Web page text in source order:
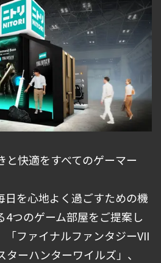
と快適をすべてのゲーマー
日を心地よく過ごすための機
4つのゲーム部屋をご提案し
「ファイナルファンタジーVII
ーハンターワイルズ」、